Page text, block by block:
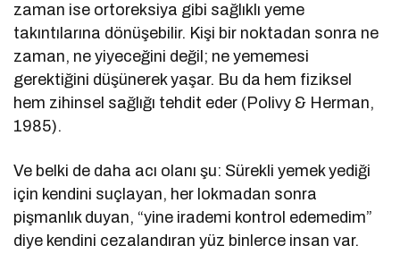
zaman ise ortoreksiya gibi sağlıklı yeme
takıntılarına dönüşebilir. Kişi bir noktadan sonra ne
zaman, ne yiyeceğini değil; ne yememesi
gerektiğini düşünerek yaşar. Bu da hem fiziksel
hem zihinsel sağlığı tehdit eder (Polivy & Herman,
1985).
Ve belki de daha acı olanı şu: Sürekli yemek yediği
için kendini suçlayan, her lokmadan sonra
pişmanlık duyan, “yine irademi kontrol edemedim”
diye kendini cezalandıran yüz binlerce insan var.